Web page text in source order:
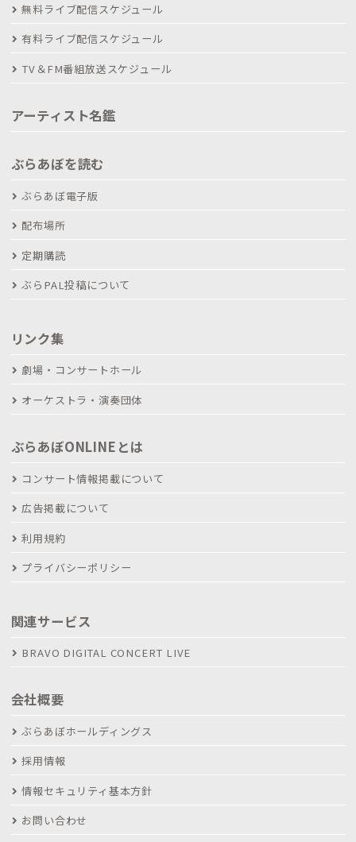
無料ライブ配信スケジュール
有料ライブ配信スケジュール
TV＆FM番組放送スケジュール
アーティスト名鑑
ぶらあぼを読む
ぶらあぼ電子版
配布場所
定期購読
ぶらPAL投稿について
リンク集
劇場・コンサートホール
オーケストラ・演奏団体
ぶらあぼONLINEとは
コンサート情報掲載について
広告掲載について
利用規約
プライバシーポリシー
関連サービス
BRAVO DIGITAL CONCERT LIVE
会社概要
ぶらあぼホールディングス
採用情報
情報セキュリティ基本方針
お問い合わせ